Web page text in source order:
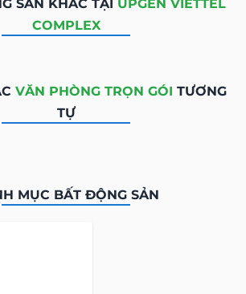
SẢN KHÁC TẠI UPGEN VIETTEL
COMPLEX
VĂN PHÒNG TRỌN GÓI TƯƠNG
TỰ
MỤC BẤT ĐỘNG SẢN